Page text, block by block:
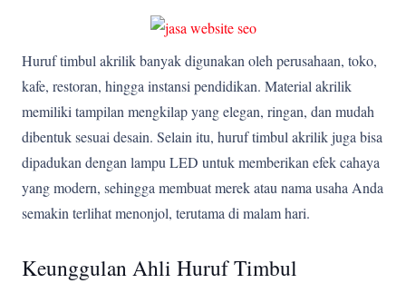
Huruf timbul akrilik banyak digunakan oleh perusahaan, toko,
kafe, restoran, hingga instansi pendidikan. Material akrilik
memiliki tampilan mengkilap yang elegan, ringan, dan mudah
dibentuk sesuai desain. Selain itu, huruf timbul akrilik juga bisa
dipadukan dengan lampu LED untuk memberikan efek cahaya
yang modern, sehingga membuat merek atau nama usaha Anda
semakin terlihat menonjol, terutama di malam hari.
Keunggulan Ahli Huruf Timbul